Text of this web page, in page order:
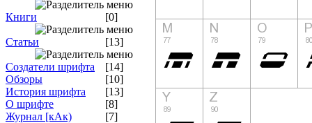
Книги [0]
Статьи [13]
Создатели шрифта
[14]
Обзоры
[10]
История шрифта
[13]
О шрифте
[8]
Журнал [кАк)
[7]